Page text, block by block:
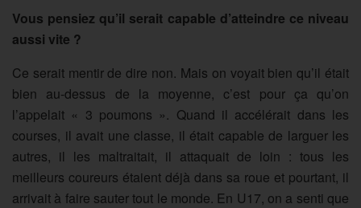
Vous pensiez qu’il serait capable d’atteindre ce niveau
aussi vite ?
Ce serait mentir de dire non. Mais on voyait bien qu’il était
bien au-dessus de la moyenne, c’est pour ça qu’on
l’appelait « 3 poumons ». Quand il accélérait dans les
courses, il avait une classe, il était capable de larguer les
autres, il les maltraitait, il attaquait de loin : tous les
meilleurs coureurs étaient déjà dans sa roue et pourtant, il
arrivait à faire sauter tout le monde. En U17, on a senti que